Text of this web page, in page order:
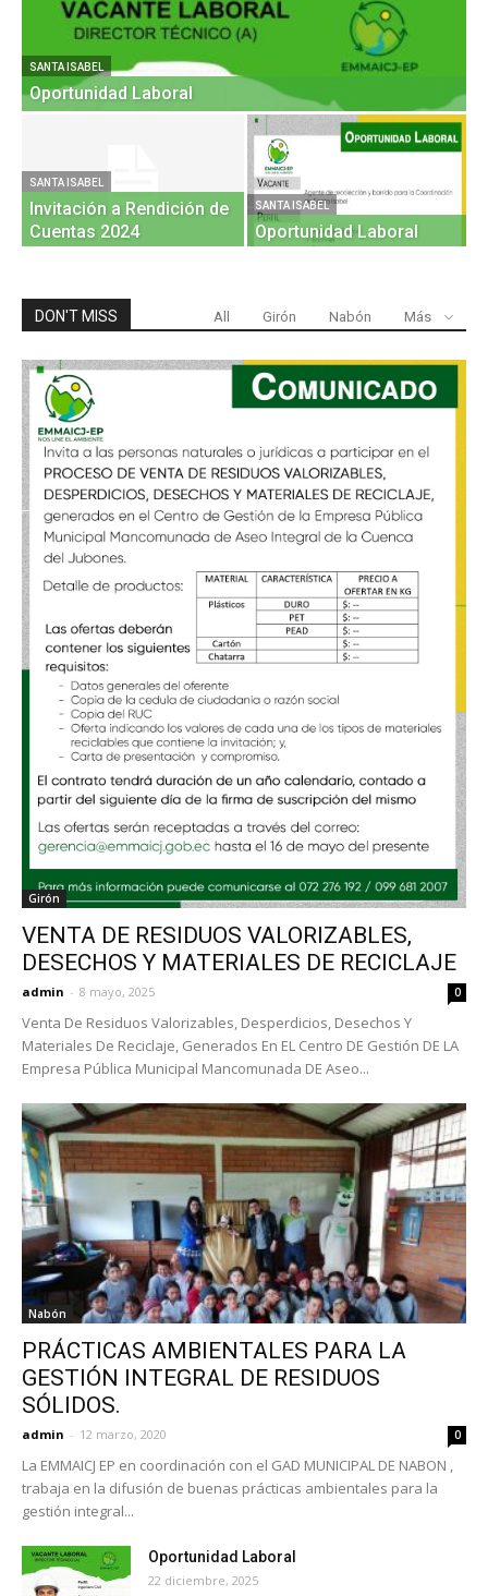
SANTA ISABEL
Oportunidad Laboral
SANTA ISABEL
Invitación a Rendición de
Cuentas 2024
SANTA ISABEL
Oportunidad Laboral
DON'T MISS All Girón Nabón Más
Girón
VENTA DE RESIDUOS VALORIZABLES,
DESECHOS Y MATERIALES DE RECICLAJE
admin - 8 mayo, 2025 0
Venta De Residuos Valorizables, Desperdicios, Desechos Y
Materiales De Reciclaje, Generados En EL Centro DE Gestión DE LA
Empresa Pública Municipal Mancomunada DE Aseo...
Nabón
PRÁCTICAS AMBIENTALES PARA LA
GESTIÓN INTEGRAL DE RESIDUOS
SÓLIDOS.
admin - 12 marzo, 2020 0
La EMMAICJ EP en coordinación con el GAD MUNICIPAL DE NABON ,
trabaja en la difusión de buenas prácticas ambientales para la
gestión integral...
Oportunidad Laboral
22 diciembre, 2025